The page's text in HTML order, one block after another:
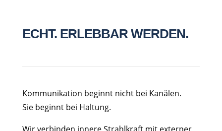
ECHT. ERLEBBAR WERDEN.
Kommunikation beginnt nicht bei Kanälen.
Sie beginnt bei Haltung.